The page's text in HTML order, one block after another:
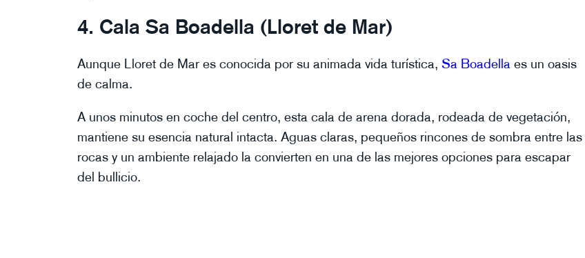
4. Cala Sa Boadella (Lloret de Mar)
Aunque Lloret de Mar es conocida por su animada vida turística, Sa Boadella es un oasis
de calma.
A unos minutos en coche del centro, esta cala de arena dorada, rodeada de vegetación,
mantiene su esencia natural intacta. Aguas claras, pequeños rincones de sombra entre las
rocas y un ambiente relajado la convierten en una de las mejores opciones para escapar
del bullicio.